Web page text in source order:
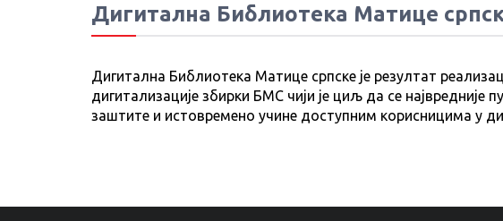
Дигитална Библиотека Матице
Дигитална Библиотека Матице српске је резултат
дигитализације збирки БМС чији је циљ да се највредније
заштите и истовремено учине доступним корисницима у